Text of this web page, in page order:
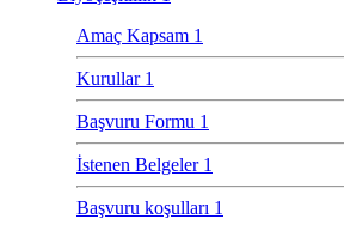
Amaç Kapsam 1
Kurullar 1
Başvuru Formu 1
İstenen Belgeler 1
Başvuru koşulları 1